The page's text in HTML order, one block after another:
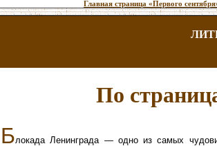
Главная страница «Первого
По
Блокада Ленинграда — одно из самых